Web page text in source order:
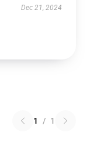
Dec 21, 2024
1 / 1